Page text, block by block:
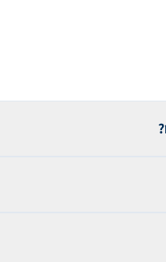
אחרים, מה שמקטין את ההשקעה